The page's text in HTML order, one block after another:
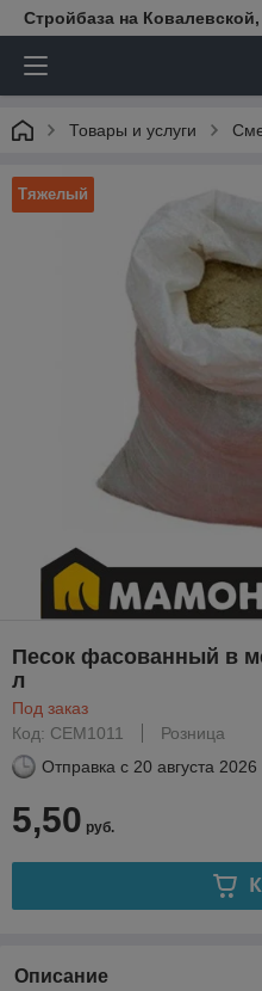
Стройбаза на Ковалевской,
Товары и услуги
Тяжелый
Песок фасованный в
л
Под заказ
Код: CEM1011
Розница
Отправка с 20 августа 2026
5,50 руб.
Описание